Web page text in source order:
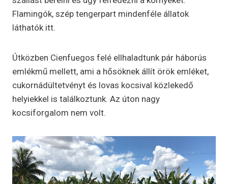
Flamingók, szép tengerpart mindenféle állatok
láthatók itt.
Útközben Cienfuegos felé ellhaladtunk pár háborús
emlékmű mellett, ami a hősöknek állít örök emléket,
cukornádültetvényt és lovas kocsival közlekedő
helyiekkel is találkoztunk. Az úton nagy
kocsiforgalom nem volt.